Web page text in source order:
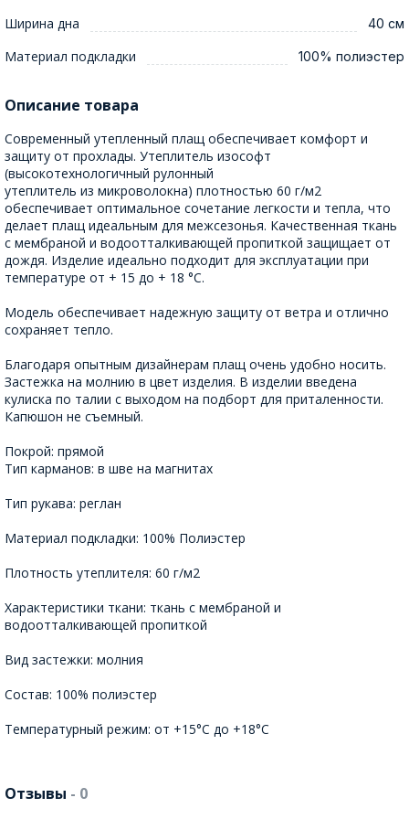
Ширина дна 40 см
Материал подкладки 100% полиэстер
Описание товара
Cовременный утепленный плащ обеспечивает комфорт и
защиту от прохлады. Утеплитель изософт
(высокотехнологичный рулонный
утеплитель из микроволокна) плотностью 60 г/м2
обеспечивает оптимальное сочетание легкости и тепла, что
делает плащ идеальным для межсезонья. Качественная ткань
с мембраной и водоотталкивающей пропиткой защищает от
дождя. Изделие идеально подходит для эксплуатации при
температуре от + 15 до + 18 °C.
Модель обеспечивает надежную защиту от ветра и отлично
сохраняет тепло.
Благодаря опытным дизайнерам плащ очень удобно носить.
Застежка на молнию в цвет изделия. В изделии введена
кулиска по талии с выходом на подборт для приталенности.
Капюшон не съемный.
Покрой: прямой
Тип карманов: в шве на магнитах
Тип рукава: реглан
Материал подкладки: 100% Полиэстер
Плотность утеплителя: 60 г/м2
Характеристики ткани: ткань с мембраной и
водоотталкивающей пропиткой
Вид застежки: молния
Состав: 100% полиэстер
Температурный режим: от +15°C до +18°C
Отзывы - 0